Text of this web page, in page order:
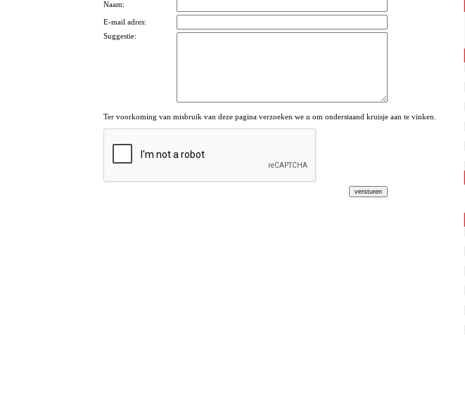
Naam:
E-mail adres:
Suggestie:
Ter voorkoming van misbruik van deze pagina verzoeken we u om onderstaand kruisje aan te vinken.